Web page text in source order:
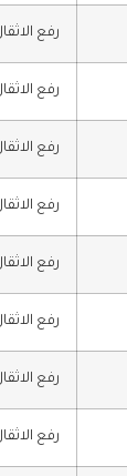
رفع
رفع
رفع
رفع
رفع
رفع
رفع
رفع